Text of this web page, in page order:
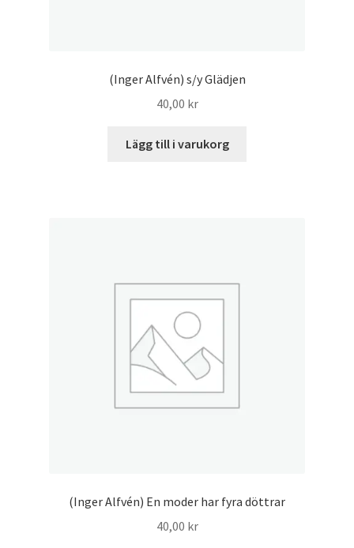
(Inger Alfvén) s/y Glädjen
40,00 kr
Lägg till i varukorg
(Inger Alfvén) En moder har fyra döttrar
40,00 kr